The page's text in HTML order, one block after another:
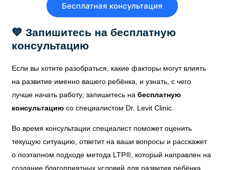
Бесплатная консультация
💙 Запишитесь на бесплатную
консультацию
Если вы хотите разобраться, какие факторы могут влиять
на развитие именно вашего ребёнка, и узнать, с чего
лучше начать работу, запишитесь на бесплатную
консультацию со специалистом Dr. Levit Clinic.
Во время консультации специалист поможет оценить
текущую ситуацию, ответит на ваши вопросы и расскажет
о поэтапном подходе метода LTP®, который направлен на
создание благоприятных условий для развития ребёнка.